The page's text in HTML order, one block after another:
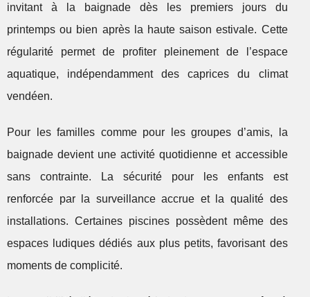
invitant à la baignade dès les premiers jours du
printemps ou bien après la haute saison estivale. Cette
régularité permet de profiter pleinement de l’espace
aquatique, indépendamment des caprices du climat
vendéen.
Pour les familles comme pour les groupes d’amis, la
baignade devient une activité quotidienne et accessible
sans contrainte. La sécurité pour les enfants est
renforcée par la surveillance accrue et la qualité des
installations. Certaines piscines possèdent même des
espaces ludiques dédiés aux plus petits, favorisant des
moments de complicité.